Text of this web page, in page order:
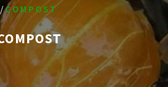
/COMPOST